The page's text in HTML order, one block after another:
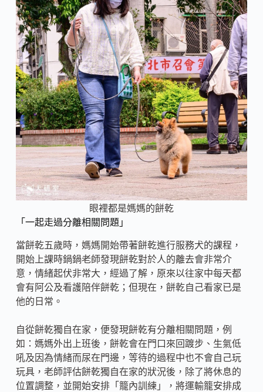
眼裡都是媽媽的餅乾
「一起走過分離相關問題」
當餅乾五歲時，媽媽開始帶著餅乾進行服務犬的課程，
開始上課時鍋鍋老師發現餅乾對於人的離去會非常介
意，情緒起伏非常大，經過了解，原來以往家中每天都
會有阿公及看護陪伴餅乾；但現在，餅乾自己看家已是
他的日常。
自從餅乾獨自在家，便發現餅乾有分離相關問題，例
如：媽媽外出上班後，餅乾會在門口來回踱步、生氣低
吼及因為情緒而尿在門邊，等待的過程中也不會自己玩
玩具，老師評估餅乾獨自在家的狀況後，除了將休息的
位置調整，並開始安排「籠內訓練」，將運輸籠安排成